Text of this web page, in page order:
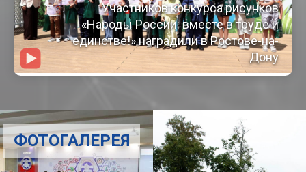
Участников конкурса рисунков
«Народы России: вместе в труде и
единстве!» наградили в Ростове-на-
Дону
ФОТОГАЛЕРЕЯ